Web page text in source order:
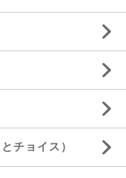
チョイス）